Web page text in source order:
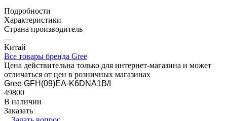
Подробности
Характеристики
Страна производитель
—
Китай
Все товары бренда Gree
Цена действительна только для интернет-магазина и может
отличаться от цен в розничных магазинах
Gree GFH(09)EA-K6DNA1B/I
49800
В наличии
Заказать